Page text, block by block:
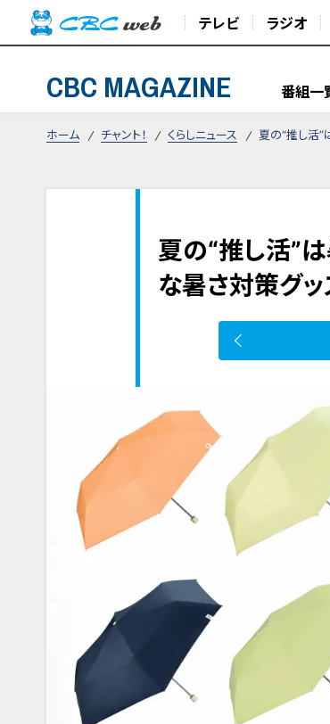
テレビ ラジオ
CBC MAGAZINE 番組一
ホーム チャント！ くらしニュース 夏の“推し活”
夏の“推し活”
な暑さ対策グッ